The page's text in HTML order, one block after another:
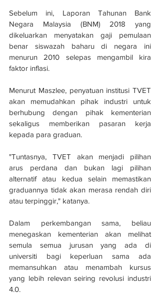
Sebelum ini, Laporan Tahunan Bank
Negara Malaysia (BNM) 2018 yang
dikeluarkan menyatakan gaji pemulaan
benar siswazah baharu di negara ini
menurun 2010 selepas mengambil kira
faktor inflasi.
Menurut Maszlee, penyatuan institusi TVET
akan memudahkan pihak industri untuk
berhubung dengan pihak kementerian
sekaligus memberikan pasaran kerja
kepada para graduan.
"Tuntasnya, TVET akan menjadi pilihan
arus perdana dan bukan lagi pilihan
alternatif atau kedua selain memastikan
graduannya tidak akan merasa rendah diri
atau terpinggir," katanya.
Dalam perkembangan sama, beliau
menegaskan kementerian akan melihat
semula semua jurusan yang ada di
universiti bagi keperluan sama ada
memansuhkan atau menambah kursus
yang lebih relevan seiring revolusi industri
4.0.